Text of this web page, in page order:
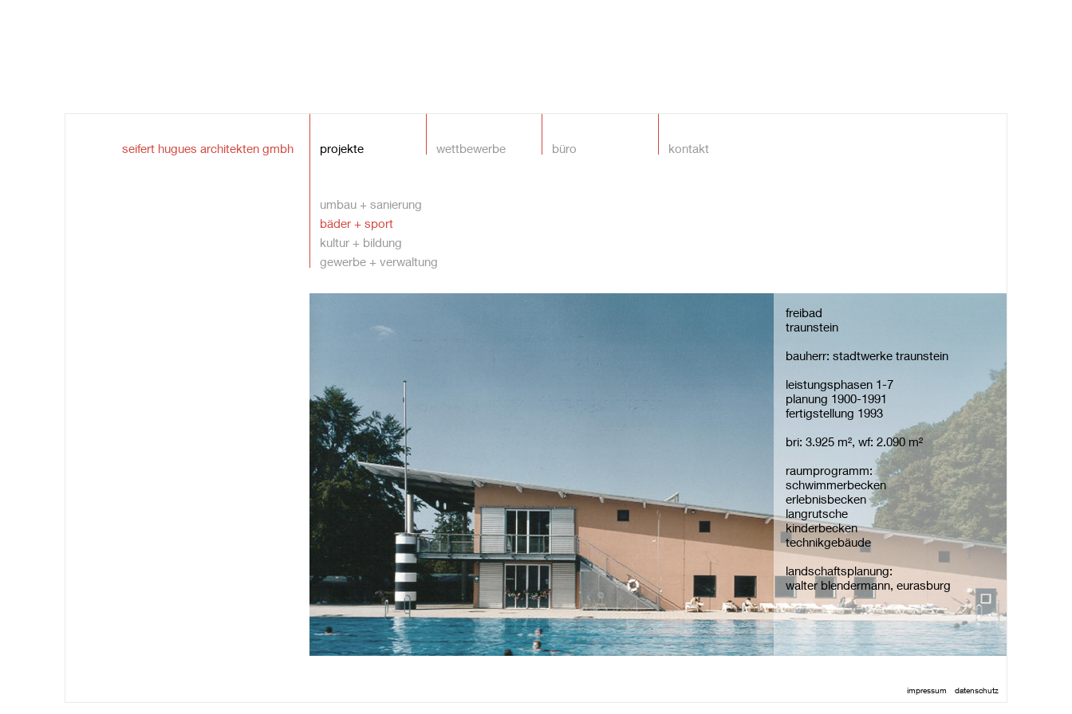
impressum datenschutz
seifert hugues architekten gmbh projekte
umbau + sanierung
bäder + sport
kultur + bildung
gewerbe + verwaltung
wettbewerbe büro kontakt
freibad
traunstein
bauherr: stadtwerke traunstein
leistungsphasen 1-7
planung 1900-1991
fertigstellung 1993
bri: 3.925 m², wf: 2.090 m²
raumprogramm:
schwimmerbecken
erlebnisbecken
langrutsche
kinderbecken
technikgebäude
landschaftsplanung:
walter blendermann, eurasburg